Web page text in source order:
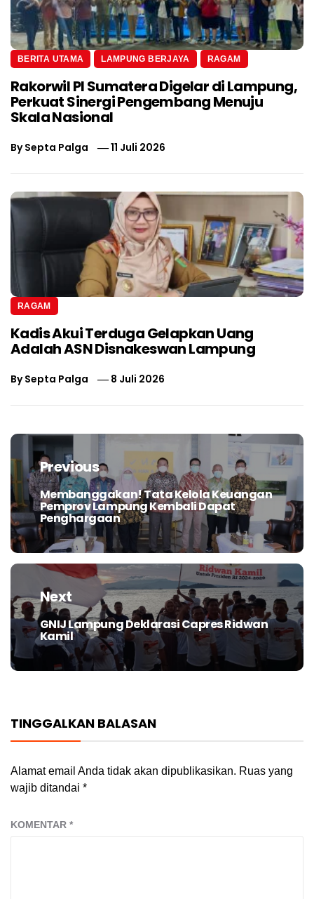
BERITA UTAMA LAMPUNG BERJAYA RAGAM
Rakorwil PI Sumatera Digelar di Lampung,
Perkuat Sinergi Pengembang Menuju
Skala Nasional
BySepta Palga 11 Juli 2026
RAGAM
Kadis Akui Terduga Gelapkan Uang
Adalah ASN Disnakeswan Lampung
BySepta Palga 8 Juli 2026
Navigasi
posPrevious
Previous
post:
Membanggakan! Tata Kelola Keuangan
Pemprov Lampung Kembali Dapat
Penghargaan
Next
Next
post:
GNIJ Lampung Deklarasi Capres Ridwan
Kamil
TINGGALKAN BALASAN
Alamat email Anda tidak akan dipublikasikan. Ruas yang
wajib ditandai *
KOMENTAR *